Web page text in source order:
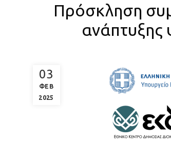
Πρόσκληση
ανάπτυξης
03
ΦΕΒ
2025